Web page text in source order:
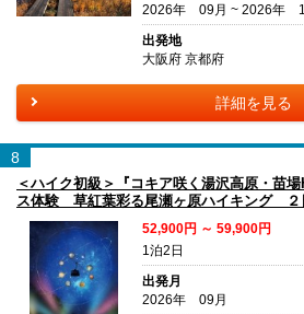
2026年 09月 ~ 2026年
出発地
大阪府 京都府
詳細を見る
8
＜ハイク初級＞『コキア咲く湯沢高原・苗
ス体験 草紅葉彩る尾瀬ヶ原ハイキング ２
52,900円 ～ 59,900円
1泊2日
出発月
2026年 09月